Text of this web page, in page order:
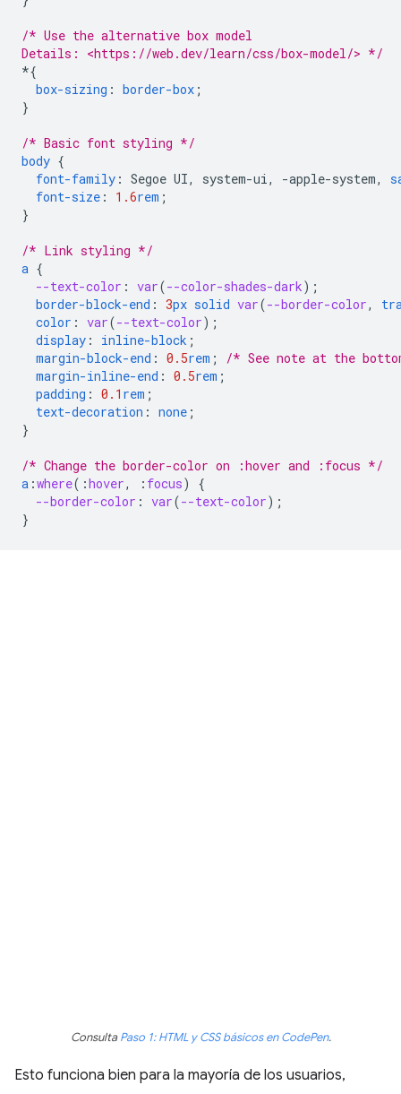
/* Use the alternative box model
Details: <https://web.dev/learn/css/box-model/> */
*{
box-sizing : border-box ;
}
/* Basic font styling */
body {
font-family : Segoe UI, system-ui, -apple-system,
font-size : 1.6rem ;
}
/* Link styling */
a {
--text-color : var(--color-shades-dark);
border-block-end : 3px solid var(--border-color,
color : var(--text-color);
display : inline-block ;
margin-block-end : 0.5rem ;
/* See note at the
margin-inline-end : 0.5rem ;
padding : 0.1 rem ;
text-decoration : none ;
}
/* Change the border-color on :hover and :focus */
a :where( :hover, : focus)
{
--border-color : var(--text-color);
}
ConsultaPaso 1: HTML y CSS básicos en CodePen.
Esto funciona bien para la mayoría de los usuarios,